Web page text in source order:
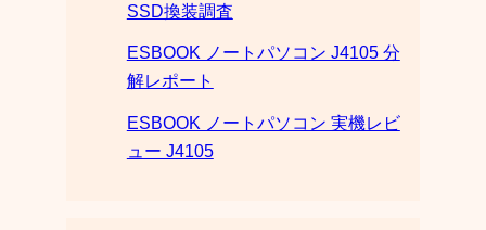
SSD換装調査
ESBOOK ノートパソコン J4105 分
解レポート
ESBOOK ノートパソコン 実機レビ
ュー J4105